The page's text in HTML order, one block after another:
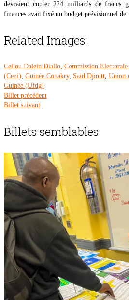
devraient couter 224 milliards de francs
finances avait fixé un budget prévisionnel
Related Images:
Cellou Dalein Diallo, Commission
(Ceni), Guinée Conakry, Said Djinitt, Union
Guinée (Ufdg)
Billet précédent
Billet suivant
Billets semblables